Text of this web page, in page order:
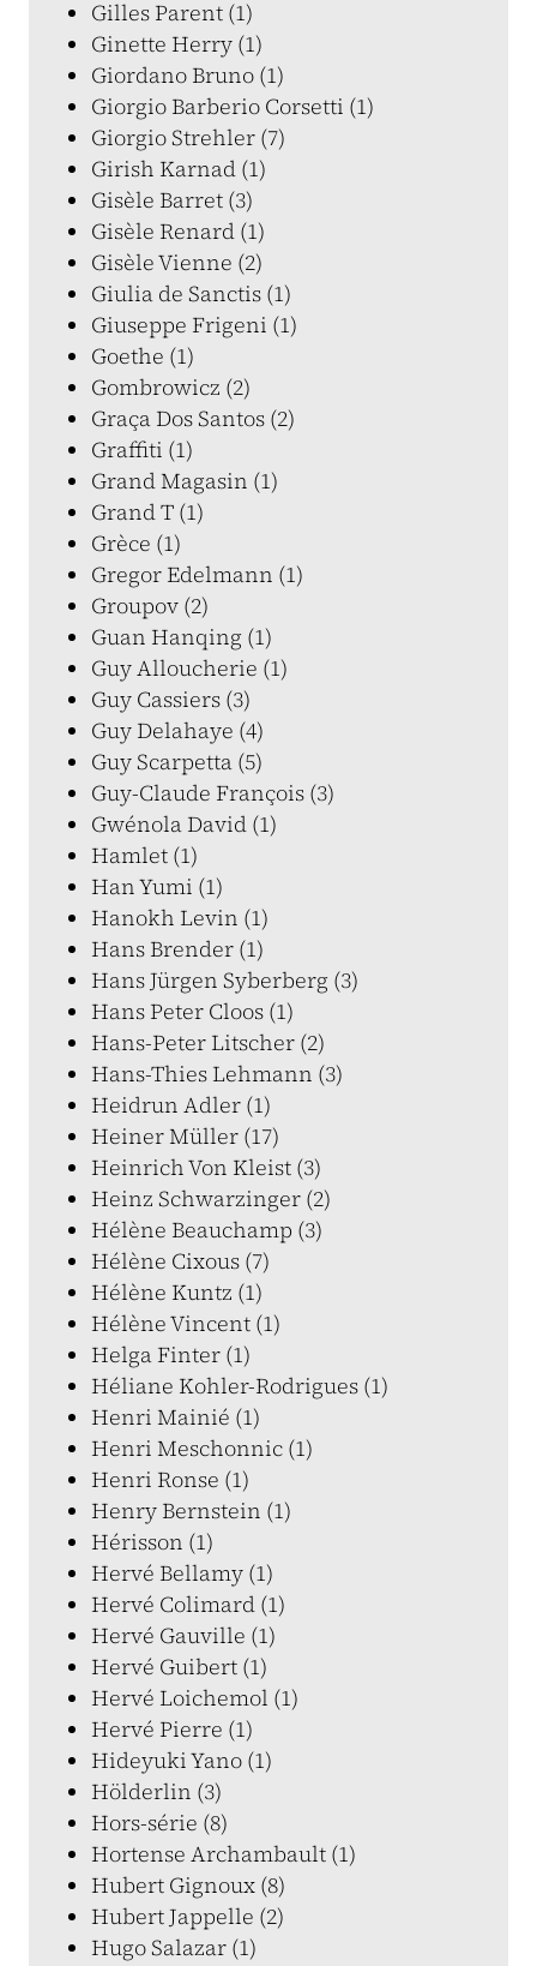
Gilles Parent (1)
Ginette Herry (1)
Giordano Bruno (1)
Giorgio Barberio Corsetti (1)
Giorgio Strehler (7)
Girish Karnad (1)
Gisèle Barret (3)
Gisèle Renard (1)
Gisèle Vienne (2)
Giulia de Sanctis (1)
Giuseppe Frigeni (1)
Goethe (1)
Gombrowicz (2)
Graça Dos Santos (2)
Graffiti (1)
Grand Magasin (1)
Grand T (1)
Grèce (1)
Gregor Edelmann (1)
Groupov (2)
Guan Hanqing (1)
Guy Alloucherie (1)
Guy Cassiers (3)
Guy Delahaye (4)
Guy Scarpetta (5)
Guy-Claude François (3)
Gwénola David (1)
Hamlet (1)
Han Yumi (1)
Hanokh Levin (1)
Hans Brender (1)
Hans Jürgen Syberberg (3)
Hans Peter Cloos (1)
Hans-Peter Litscher (2)
Hans-Thies Lehmann (3)
Heidrun Adler (1)
Heiner Müller (17)
Heinrich Von Kleist (3)
Heinz Schwarzinger (2)
Hélène Beauchamp (3)
Hélène Cixous (7)
Hélène Kuntz (1)
Hélène Vincent (1)
Helga Finter (1)
Héliane Kohler-Rodrigues (1)
Henri Mainié (1)
Henri Meschonnic (1)
Henri Ronse (1)
Henry Bernstein (1)
Hérisson (1)
Hervé Bellamy (1)
Hervé Colimard (1)
Hervé Gauville (1)
Hervé Guibert (1)
Hervé Loichemol (1)
Hervé Pierre (1)
Hideyuki Yano (1)
Hölderlin (3)
Hors-série (8)
Hortense Archambault (1)
Hubert Gignoux (8)
Hubert Jappelle (2)
Hugo Salazar (1)